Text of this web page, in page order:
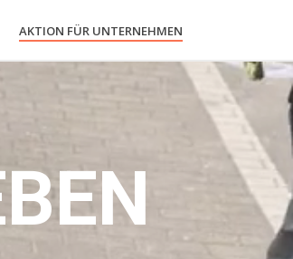
AKTION FÜR UNTERNEHMEN